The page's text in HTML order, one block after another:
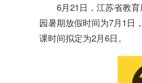
6月21日，江苏省教
园暑期放假时间为7月1日
课时间拟定为2月6日。